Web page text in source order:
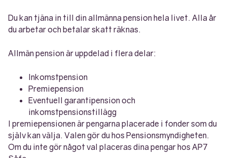
Du kan tjäna in till din allmänna pension hela livet. Alla år
du arbetar och betalar skatt räknas.
Allmän pension är uppdelad i flera delar:
Inkomstpension
Premiepension
Eventuell garantipension och
inkomstpensionstillägg
I premiepensionen är pengarna placerade i fonder som du
själv kan välja. Valen gör du hos Pensionsmyndigheten.
Om du inte gör något val placeras dina pengar hos AP7